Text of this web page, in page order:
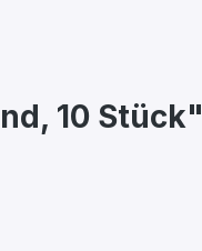
10 Stück"